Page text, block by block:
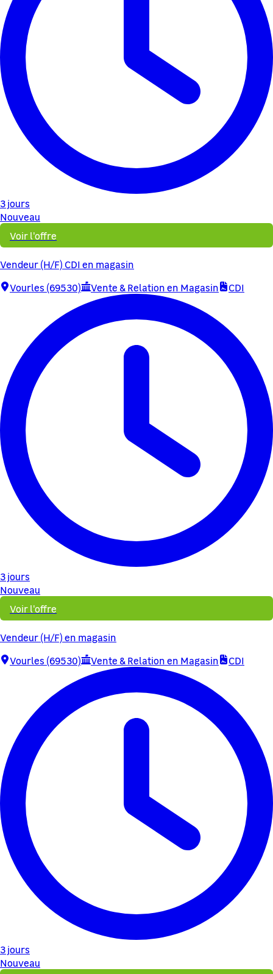
3 jours
Nouveau
Voir l'offre
Vendeur (H/F) CDI en magasin
Vourles (69530)
Vente & Relation en Magasin CDI
3 jours
Nouveau
Voir l'offre
Vendeur (H/F) en magasin
Vourles (69530)
Vente & Relation en Magasin CDI
3 jours
Nouveau